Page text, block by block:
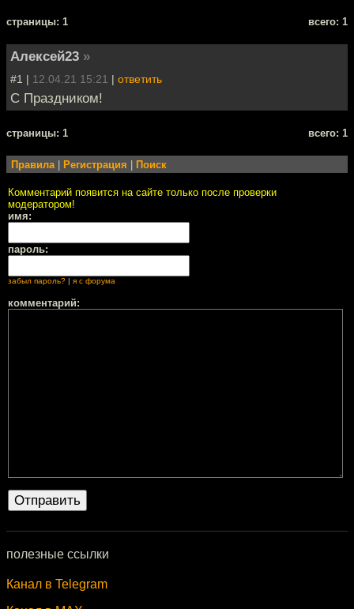
cтраницы: 1 всего: 1
Алексей23 »
#1 | 12.04.21 15:21 | ответить
С Праздником!
cтраницы: 1 всего: 1
Правила| Регистрация Поиск
Комментарий появится на сайте только после проверки
модератором!
имя:
пароль:
забыл пароль? я с форума
комментарий:
полезные ссылки
Канал в Telegram